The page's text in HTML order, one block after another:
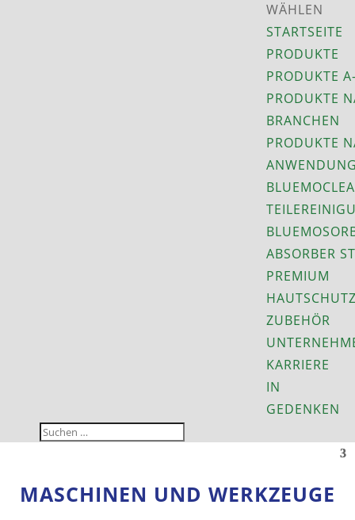
WÄHLEN
STARTSEITE
PRODUKTE
PRODUKTE
PRODUKTE
BRANCHEN
PRODUKTE
ABSORBER
PREMIUM
ZUBEHÖR
KARRIERE
IN
GEDENKEN
MASCHINEN UND WERKZEUGE